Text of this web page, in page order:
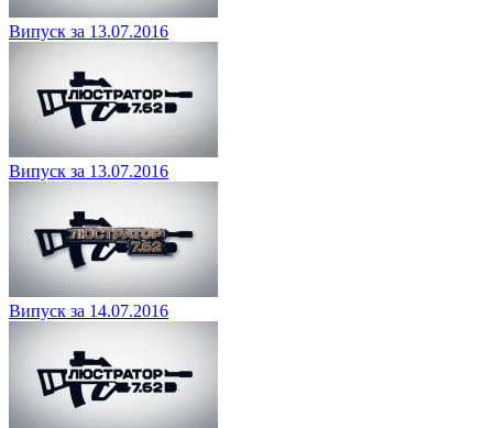
Випуск за 13.07.2016
Випуск за 13.07.2016
Випуск за 14.07.2016